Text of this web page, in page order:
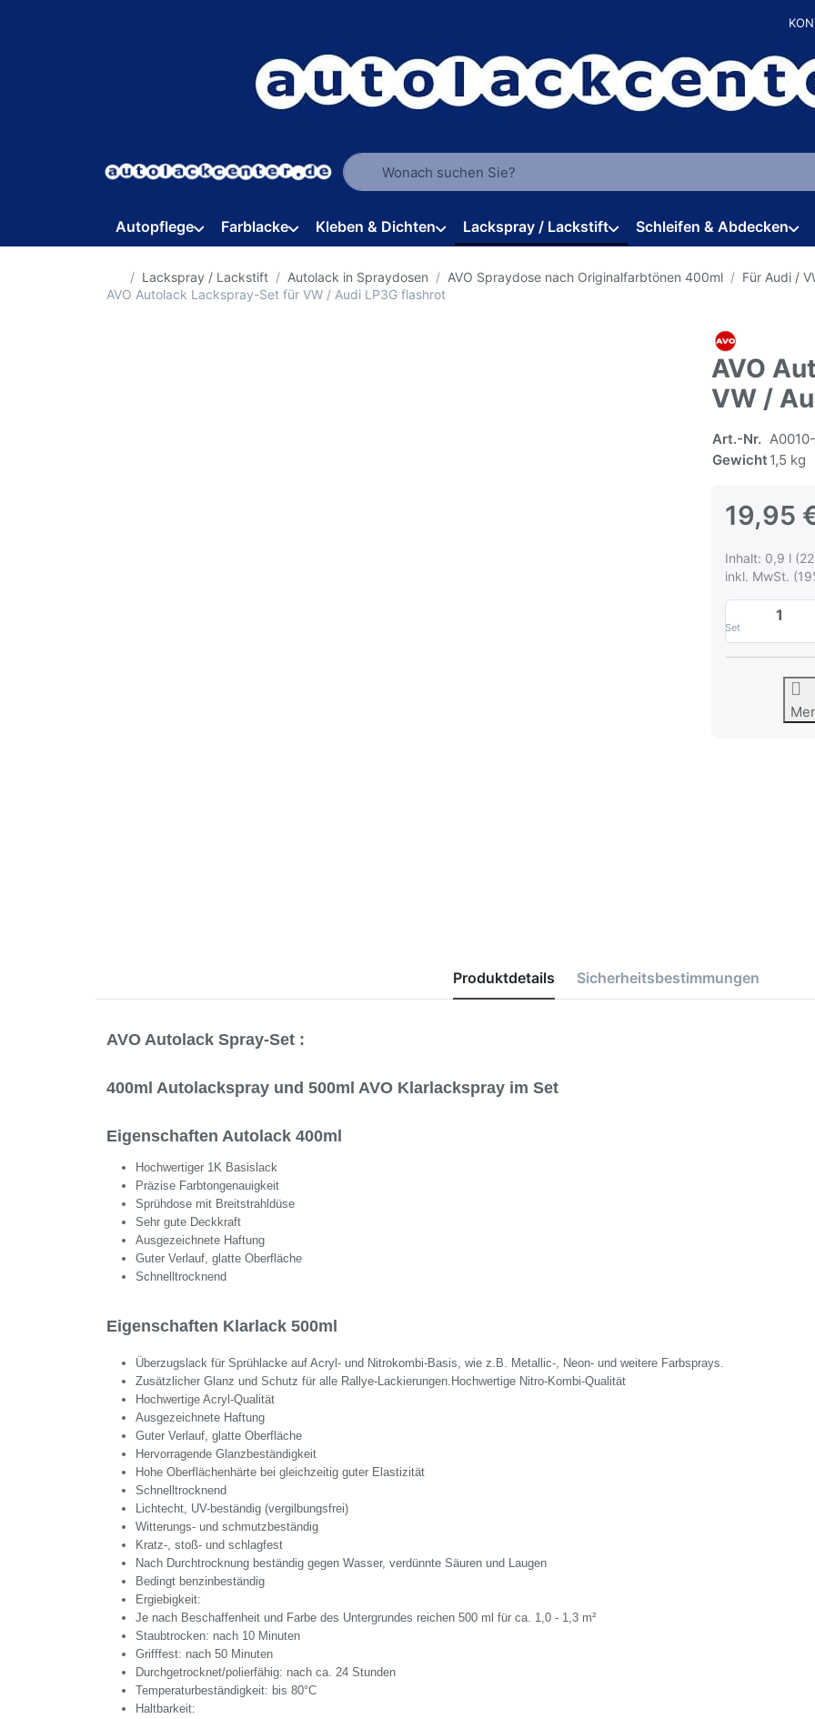
Geben Sie einen Suchbegriff ein. Während Sie tippen, erscheinen
Autopflege Farblacke Kleben & Dichten Lackspray / Lackstift Schleifen & Abdecken
Startseite
Lackspray / Lackstift Autolack in Spraydosen AVO Spraydose nach Originalfarbtönen 400ml
Für Audi /
AVO Autolack Lackspray-Set für VW / Audi LP3G flashrot
AVO
VW /
Art.-Nr.
Gewicht 1,5 kg
19,95
Inhalt: 0,9 l
inkl. MwSt.
Set
Produktdetails Sicherheitsbestimmungen
AVO Autolack Spray-Set :
400ml Autolackspray und 500ml AVO Klarlackspray im Set
Eigenschaften Autolack 400ml
Hochwertiger 1K Basislack
Präzise Farbtongenauigkeit
Sprühdose mit Breitstrahldüse
Sehr gute Deckkraft
Ausgezeichnete Haftung
Guter Verlauf, glatte Oberfläche
Schnelltrocknend
Eigenschaften Klarlack 500ml
Überzugslack für Sprühlacke auf Acryl- und Nitrokombi-Basis, wie z.B. Metallic-, Neon- und weitere Farbsprays.
Zusätzlicher Glanz und Schutz für alle Rallye-Lackierungen.Hochwertige Nitro-Kombi-Qualität
Hochwertige Acryl-Qualität
Ausgezeichnete Haftung
Guter Verlauf, glatte Oberfläche
Hervorragende Glanzbeständigkeit
Hohe Oberflächenhärte bei gleichzeitig guter Elastizität
Schnelltrocknend
Lichtecht, UV-beständig (vergilbungsfrei)
Witterungs- und schmutzbeständig
Kratz-, stoß- und schlagfest
Nach Durchtrocknung beständig gegen Wasser, verdünnte Säuren und Laugen
Bedingt benzinbeständig
Ergiebigkeit:
Je nach Beschaffenheit und Farbe des Untergrundes reichen 500 ml für ca. 1,0 - 1,3 m²
Staubtrocken: nach 10 Minuten
Grifffest: nach 50 Minuten
Durchgetrocknet/polierfähig: nach ca. 24 Stunden
Temperaturbeständigkeit: bis 80°C
Haltbarkeit: